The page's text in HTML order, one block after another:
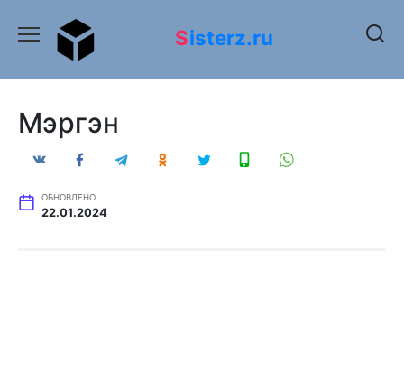
содержанию
Sisterz.ru
Мэргэн
ОБНОВЛЕНО
22.01.2024